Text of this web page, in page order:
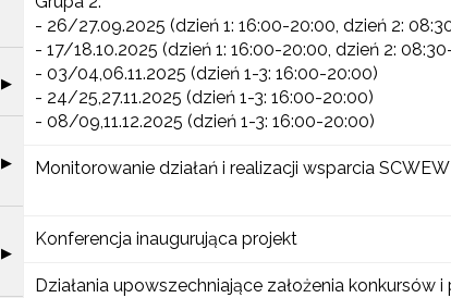
Rozwiń sekcję "Rządowy program „Przyjazna szkoła”"
▶
Rozwiń sekcję "Utworzenie i upowszechnienie portalu
▶
Rozwiń sekcję "Zindywidualizowane i spersonalizowane doradztwo
▶
- 26/27.09.2025 (dzień 1: 16:00-20:00, dzień 2:
- 17/18.10.2025 (dzień 1: 16:00-20:00, dzień 2:
- 03/04,06.11.2025 (dzień 1-3: 16:00-20:00)
- 24/25,27.11.2025 (dzień 1-3: 16:00-20:00)
- 08/09,11.12.2025 (dzień 1-3: 16:00-20:00)
Monitorowanie działań i realizacji wsparcia
Konferencja inaugurująca projekt
Działania upowszechniające założenia